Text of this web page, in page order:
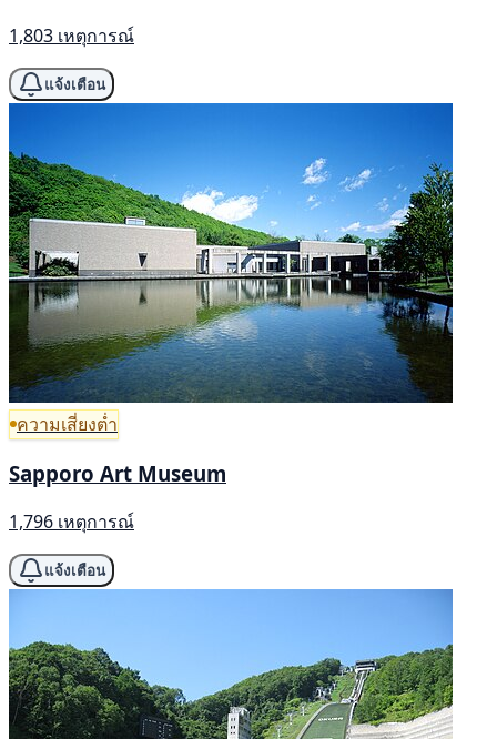
1,803 เหตุการณ์
แจ้งเตือน
ความเสี่ยงต่ำ
Sapporo Art Museum
1,796 เหตุการณ์
แจ้งเตือน